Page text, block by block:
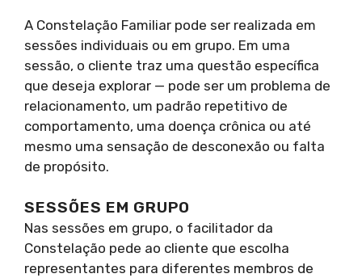
A Constelação Familiar pode ser realizada em
sessões individuais ou em grupo. Em uma
sessão, o cliente traz uma questão específica
que deseja explorar — pode ser um problema de
relacionamento, um padrão repetitivo de
comportamento, uma doença crônica ou até
mesmo uma sensação de desconexão ou falta
de propósito.
SESSÕES EM GRUPO
Nas sessões em grupo, o facilitador da
Constelação pede ao cliente que escolha
representantes para diferentes membros de